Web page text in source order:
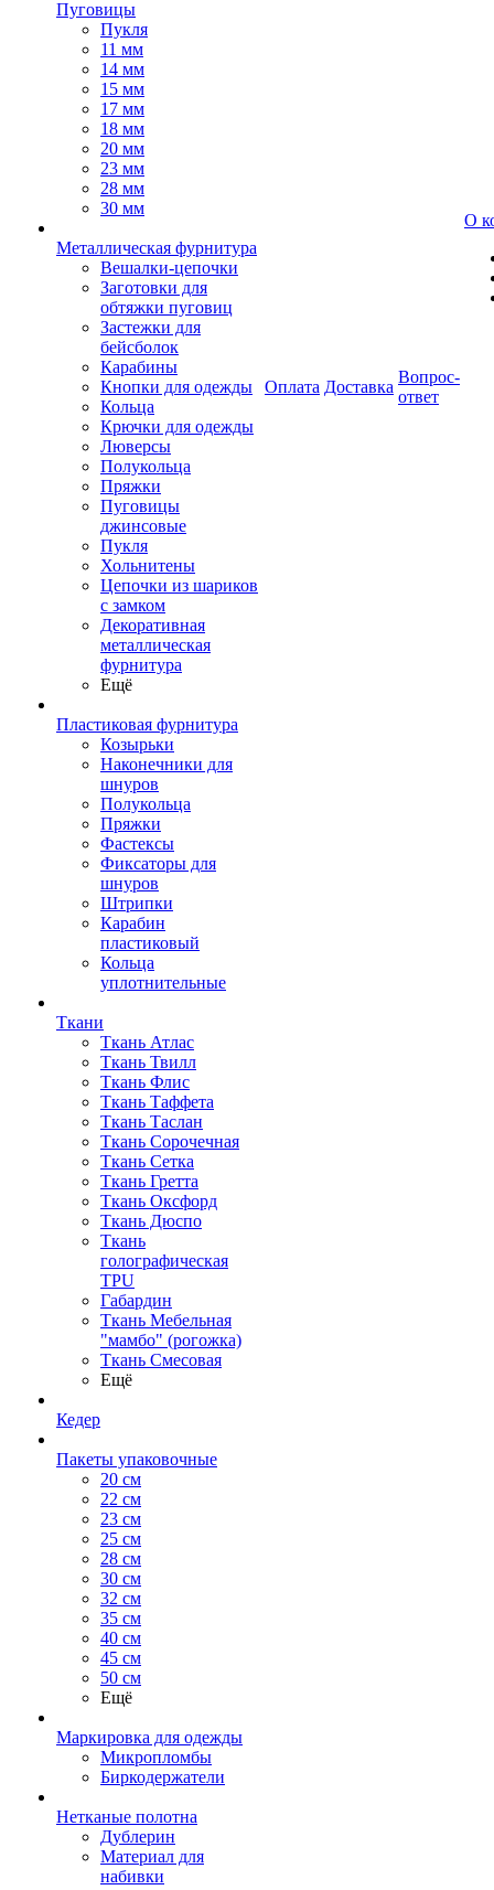
Пуговицы
Пукля
11 мм
14 мм
15 мм
17 мм
18 мм
20 мм
23 мм
28 мм
30 мм
Металлическая фурнитура
Вешалки-цепочки
Заготовки для
обтяжки пуговиц
Застежки для
бейсболок
Карабины
Кнопки для одежды
Кольца
Крючки для одежды
Люверсы
Полукольца
Пряжки
Пуговицы
джинсовые
Пукля
Хольнитены
Цепочки из шариков
с замком
Декоративная
металлическая
фурнитура
Ещё
Пластиковая фурнитура
Козырьки
Наконечники для
шнуров
Полукольца
Пряжки
Фастексы
Фиксаторы для
шнуров
Штрипки
Карабин
пластиковый
Кольца
уплотнительные
Ткани
Ткань Атлас
Ткань Твилл
Ткань Флис
Ткань Таффета
Ткань Таслан
Ткань Сорочечная
Ткань Сетка
Ткань Гретта
Ткань Оксфорд
Ткань Дюспо
Ткань
голографическая
TPU
Габардин
Ткань Мебельная
"мамбо" (рогожка)
Ткань Смесовая
Ещё
Кедер
Пакеты упаковочные
20 см
22 см
23 см
25 см
28 см
30 см
32 см
35 см
40 см
45 см
50 см
Ещё
Маркировка для одежды
Микропломбы
Биркодержатели
Нетканые полотна
Дублерин
Материал для
набивки
Оплата Доставка
Вопрос-
ответ
О